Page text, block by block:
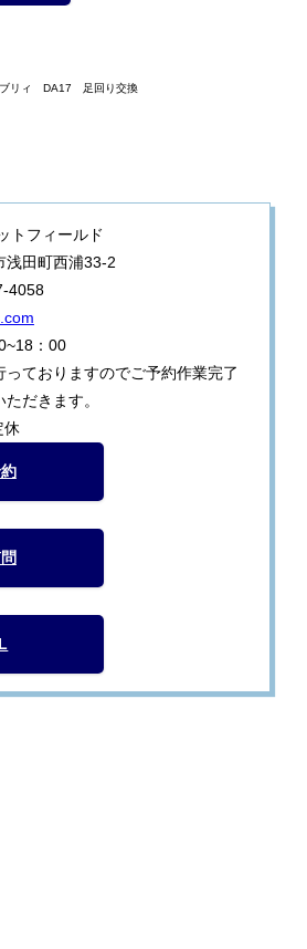
リィ DA17 足回り交換
トフィールド
田町西浦33-2
4058
：00
ておりますのでご予約作業完了
だきます。
休